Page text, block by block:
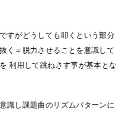
すがどうしても叩くという部分
く＝脱力させることを意識して
利用して跳ねさす事が基本とな
識し課題曲のリズムパターンに